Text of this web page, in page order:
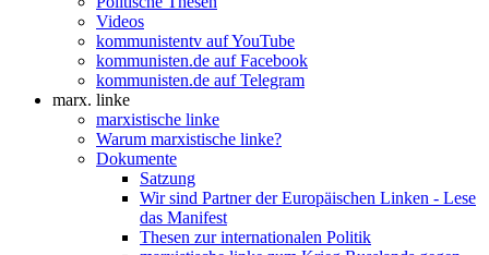
Videos
kommunistentv auf YouTube
kommunisten.de auf Facebook
kommunisten.de auf Telegram
marx. linke
marxistische linke
Warum marxistische linke?
Dokumente
Satzung
Wir sind Partner der Europäischen Linken - Lese
das Manifest
Thesen zur internationalen Politik